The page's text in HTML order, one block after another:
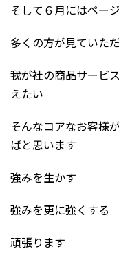
そして６月にはペー
多くの方が見ていた
我が社の商品サービ
えたい
そんなコアなお客様
ばと思います
強みを生かす
強みを更に強くする
頑張ります